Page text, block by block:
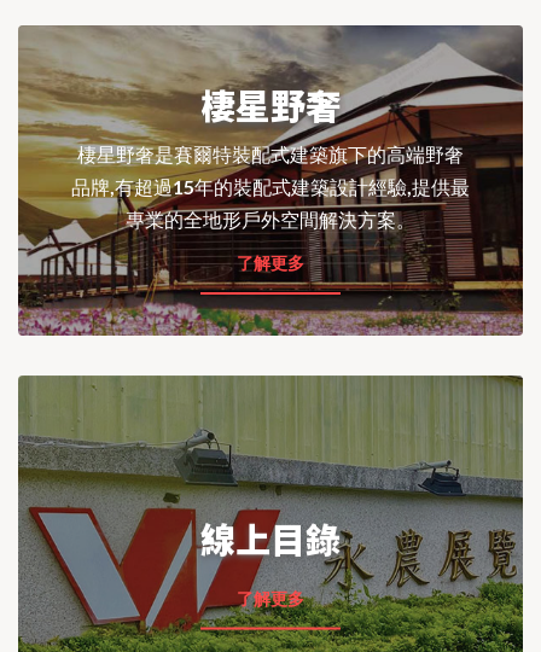
棲星野奢
棲星野奢是賽爾特裝配式建築旗下的高端野奢
品牌,有超過15年的裝配式建築設計經驗,提供最
專業的全地形戶外空間解決方案。
了解更多
線上目錄
了解更多